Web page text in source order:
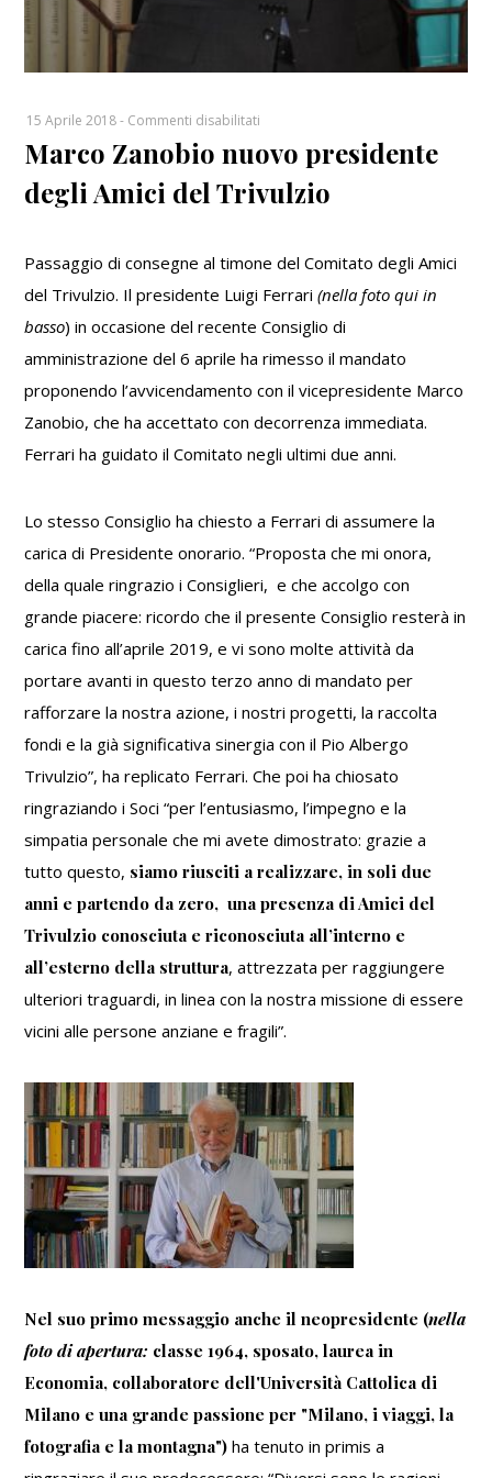
15 Aprile 2018- Commenti disabilitati
Zanobio
nuovo
Amici
del
Trivulzio
Marco Zanobio nuovo presidente
degli Amici del Trivulzio
Passaggio di consegne al timone del Comitato degli Amici
del Trivulzio. Il presidente Luigi Ferrari(nella foto qui in
basso) in occasione del recente Consiglio di
amministrazione del 6 aprile ha rimesso il mandato
proponendo l’avvicendamento con il vicepresidente Marco
Zanobio, che ha accettato con decorrenza immediata.
Ferrari ha guidato il Comitato negli ultimi due anni.
Lo stesso Consiglio ha chiesto a Ferrari di assumere la
carica di Presidente onorario. “Proposta che mi onora,
della quale ringrazio i Consiglieri, e che accolgo con
grande piacere: ricordo che il presente Consiglio resterà in
carica fino all’aprile 2019, e vi sono molte attività da
portare avanti in questo terzo anno di mandato per
rafforzare la nostra azione, i nostri progetti, la raccolta
fondi e la già significativa sinergia con il Pio Albergo
Trivulzio”, ha replicato Ferrari. Che poi ha chiosato
ringraziando i Soci “per l’entusiasmo, l’impegno e la
simpatia personale che mi avete dimostrato: grazie a
tutto questo, siamo riusciti a realizzare, in soli due
anni e partendo da zero, una presenza di Amici del
Trivulzio conosciuta e riconosciuta all’interno e
all’esterno della struttura, attrezzata per raggiungere
ulteriori traguardi, in linea con la nostra missione di essere
vicini alle persone anziane e fragili”.
Nel suo primo messaggio anche il neopresidente (nella
foto di apertura: classe 1964, sposato, laurea in
Economia, collaboratore dell'Università Cattolica di
Milano e una grande passione per "Milano, i viaggi, la
fotografia e la montagna") ha tenuto in primis a